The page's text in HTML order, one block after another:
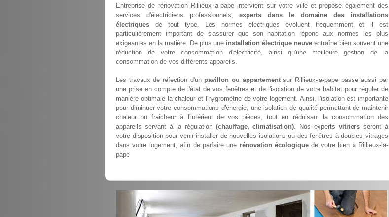
Entreprise de rénovation Rillieux-la-pape intervient sur votre ville et propose également des
services d'électriciens professionnels,experts dans le domaine des installations
électriques de tout type. Les normes électriques évoluent fréquemment et il est
particulièrement important de s'assurer que son habitation répond aux normes les plus
exigeantes en la matière. De plus une installation électrique neuve entraîne bien souvent une
réduction de votre consommation d'électricité, ainsi qu'une meilleure gestion de la
consommation de vos différents appareils.
Les travaux de réfection d'un pavillon ou appartementsur Rillieux-la-pape passe aussi par
une prise en compte de l'état de vos fenêtres et de l'isolation de votre habitat pour réguler de
manière optimale la chaleur et l'hygrométrie de votre logement. Ainsi, l'isolation est importante
pour diminuer votre consommations d'énergie, une isolation de qualité permettant de maintenir
chaleur ou fraicheur à l'intérieur de vos pièces, tout en réduisant la consommation des
appareils servant à la régulation (chauffage, climatisation). Nos expertsvitriers seront à
votre disposition pour venir installer de nouvelles isolations ou des fenêtres à doubles vitrages
dans votre logement, afin de parfaire une rénovation écologique de votre bien à Rillieux-la-
pape